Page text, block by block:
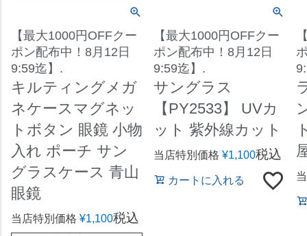
【最大1000円OFFクー
ポン配布中！8月12日
9:59迄】.
キルティングメガ
ネケースマグネッ
トボタン 眼鏡 小物
入れ ポーチ サン
グラスケース 青山
眼鏡
当店特別価格 ¥1,100税込
【最大1000円OFFクー
ポン配布中！8月12日
9:59迄】.
サングラス
【PY2533】 UVカ
ット 紫外線カット
当店特別価格 ¥1,100税込
カートに入れる